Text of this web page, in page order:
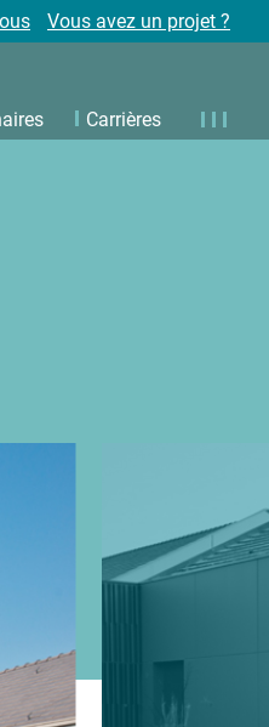
Vous avez un projet ?
Carrières